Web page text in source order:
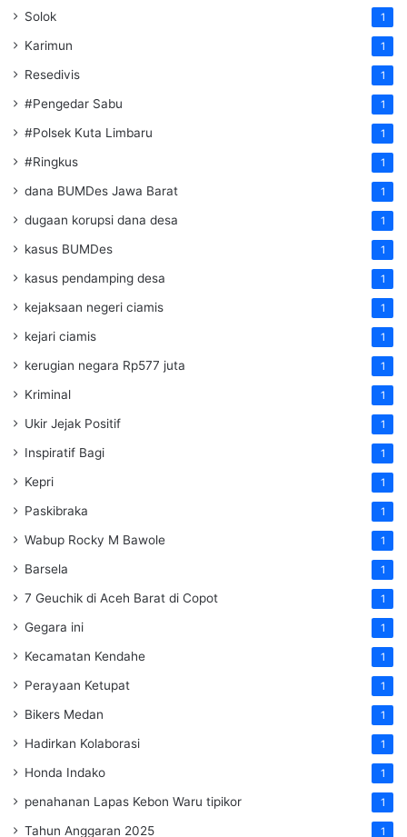
Solok 1
Karimun 1
Resedivis 1
#Pengedar Sabu 1
#Polsek Kuta Limbaru 1
#Ringkus 1
dana BUMDes Jawa Barat 1
dugaan korupsi dana desa 1
kasus BUMDes 1
kasus pendamping desa 1
kejaksaan negeri ciamis 1
kejari ciamis 1
kerugian negara Rp577 juta 1
Kriminal 1
Ukir Jejak Positif 1
Inspiratif Bagi 1
Kepri 1
Paskibraka 1
Wabup Rocky M Bawole 1
Barsela 1
7 Geuchik di Aceh Barat di Copot 1
Gegara ini 1
Kecamatan Kendahe 1
Perayaan Ketupat 1
Bikers Medan 1
Hadirkan Kolaborasi 1
Honda Indako 1
penahanan Lapas Kebon Waru tipikor 1
Tahun Anggaran 2025 1